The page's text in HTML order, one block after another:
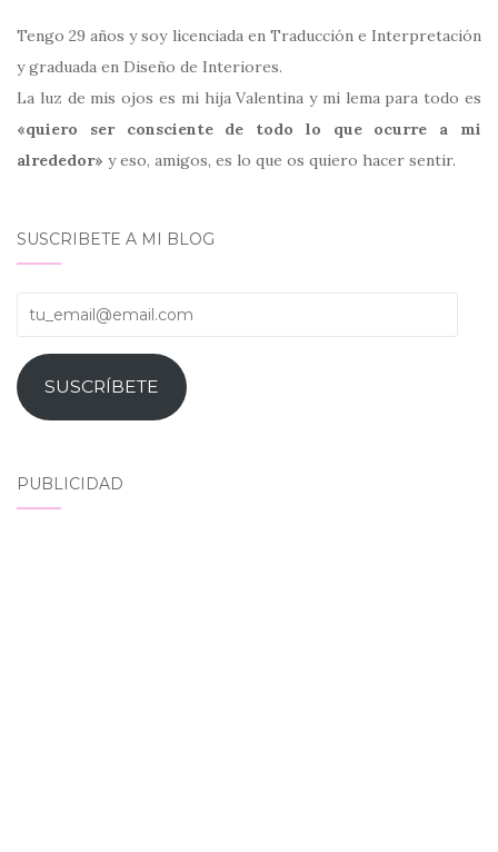
Tengo 29 años y soy licenciada en Traducción e Interpretación
y graduada en Diseño de Interiores.
La luz de mis ojos es mi hija Valentina y mi lema para todo es
«quiero ser consciente de todo lo que ocurre a mi
alrededor» y eso, amigos, es lo que os quiero hacer sentir.
SUSCRIBETE A MI BLOG
tu_email@email.com
SUSCRÍBETE
PUBLICIDAD